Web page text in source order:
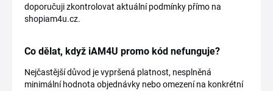
doporučuji zkontrolovat aktuální podmínky přímo na
shopiam4u.cz.
Co dělat, když iAM4U promo kód nefunguje?
Nejčastější důvod je vypršená platnost, nesplněná
minimální hodnota objednávky nebo omezení na konkrétní